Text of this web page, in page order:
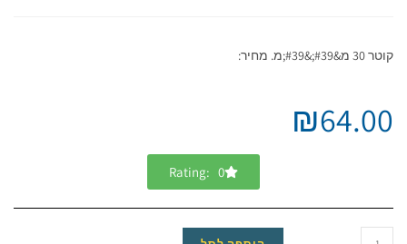
קוטר 30 מ&#39;&#39;מ. מחיר:
₪64.00
Rating: 0